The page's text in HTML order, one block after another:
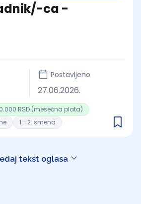
ca -
Postavljeno
27.06.2026.
RSD (mesečna plata)
1. i 2. smena
tekst oglasa